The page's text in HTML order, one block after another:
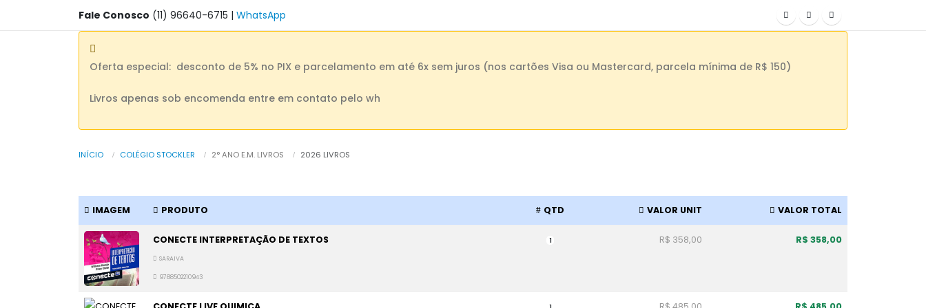
Fale Conosco (11) 96640-6715 | WhatsApp
Oferta especial: desconto de 5% no PIX e parcelamento em até 6x sem juros (nos cartões Visa ou Mastercard, parcela mínima de R$ 150)
Livros apenas sob encomenda entre em contato pelo wh
INÍCIO COLÉGIO STOCKLER 2° ANO E.M. LIVROS 2026 LIVROS
IMAGEM PRODUTO QTD VALOR UNIT VALOR TOTAL
CONECTE INTERPRETAÇÃO DE TEXTOS
SARAIVA
9788502210943
1 R$ 358,00 R$ 358,00